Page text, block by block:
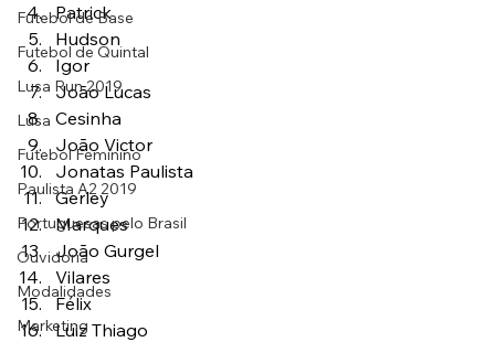
Futebol de Base
Futebol de Quintal
Lusa Run 2019
Lusa
Futebol Feminino
Paulista A2 2019
Portuguesas pelo Brasil
Ouvidoria
Modalidades
Marketing
Patrick
Hudson
Igor
João Lucas
Cesinha
João Victor
Jonatas Paulista
Gerley
Marques
João Gurgel
Vilares
Félix
Luiz Thiago